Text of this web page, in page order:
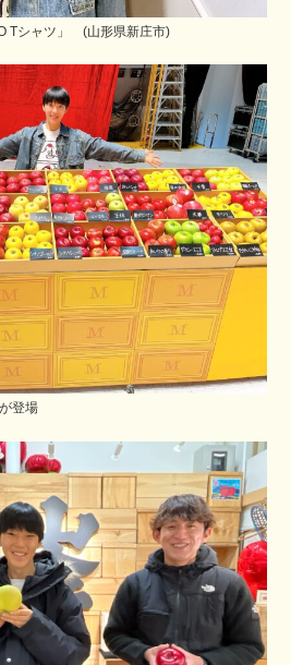
Tシャツ」 (山形県新庄市)
登場